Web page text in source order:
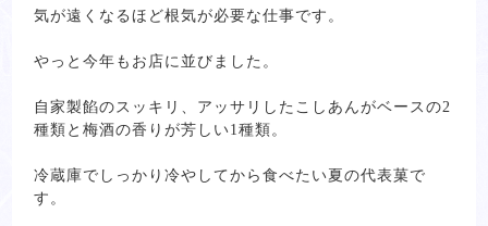
気が遠くなるほど根気が必要な仕事です。
やっと今年もお店に並びました。
自家製餡のスッキリ、アッサリしたこしあんがベースの2
種類と梅酒の香りが芳しい1種類。
冷蔵庫でしっかり冷やしてから食べたい夏の代表菓で
す。